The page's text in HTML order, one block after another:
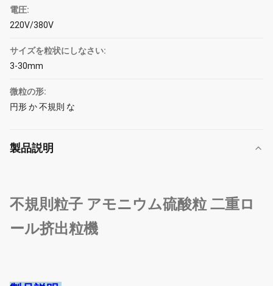
電圧:
220V/380V
サイズを粒状にしなさい:
3-30mm
微粒の形:
円形 か 不規則 な
製品説明
不規則粒子 アモニウム硫酸粒 二重ロ
ール挤出粒機